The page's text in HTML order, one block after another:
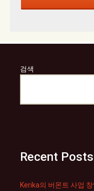
검색
Recent Posts
Kerika의 버몬트 사업 창